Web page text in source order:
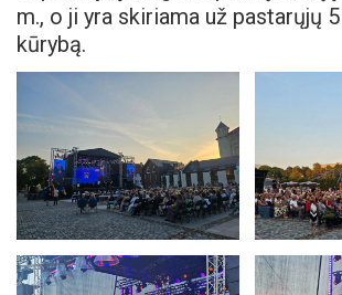
m., o ji yra skiriama už pastarųjų
kūrybą.